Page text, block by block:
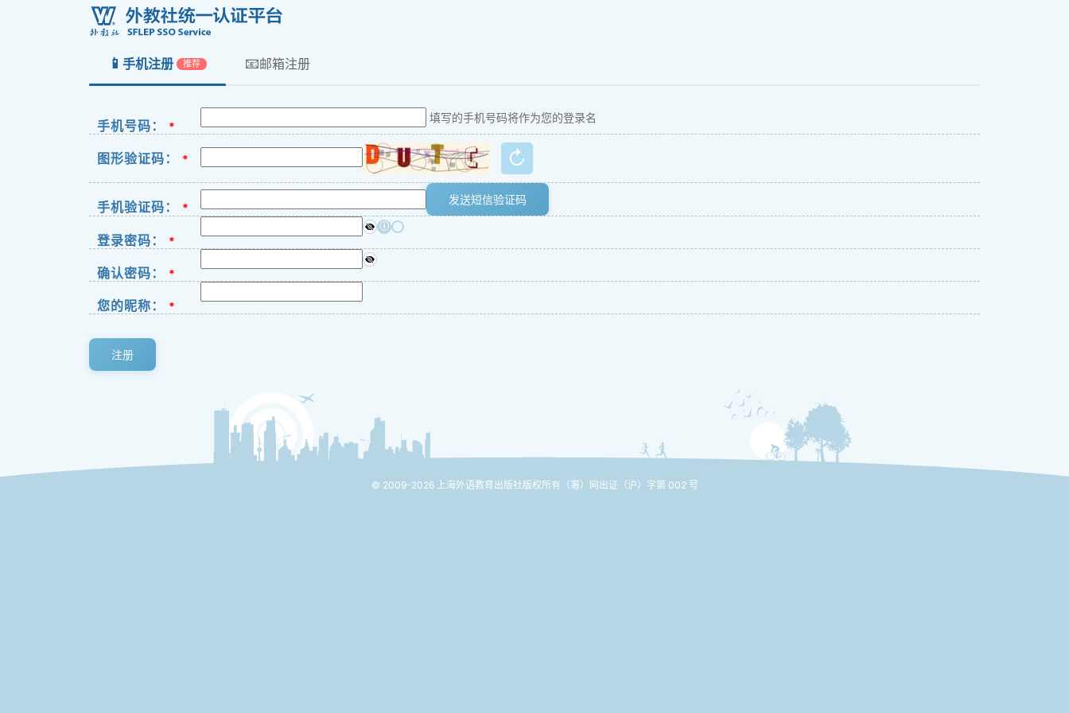
📱 手机注册 推荐 📧邮箱注册
手机号码： *
填写的手机号码将作为您的登录名
图形验证码： * ↻
手机验证码： *
发送短信验证码
登录密码： *
ⓘ
确认密码： *
您的昵称： *
注册
© 2009-2026 上海外语教育出版社版权所有 （署）网出证（沪）字第 002 号